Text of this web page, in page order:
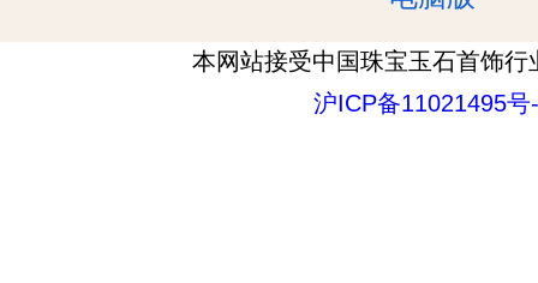
本网站接受中国珠宝玉石首饰行
沪ICP备11021495号